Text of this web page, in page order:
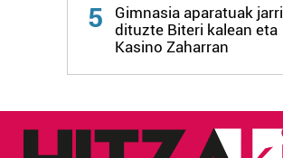
5
Gimnasia aparatuak jarri
dituzte Biteri kalean eta
Kasino Zaharran